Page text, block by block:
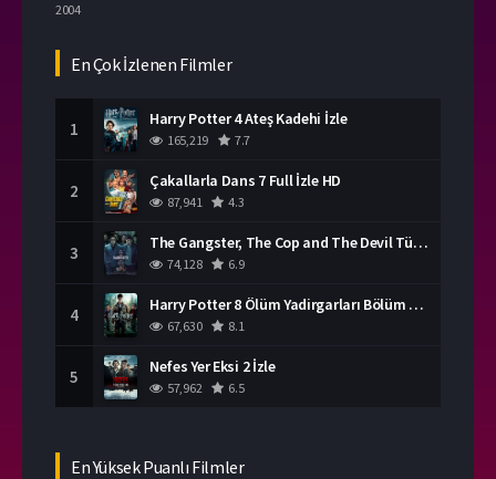
2004
En Çok İzlenen Filmler
1 Harry Potter 4 Ateş Kadehi İzle
165,219 7.7
2 Çakallarla Dans 7 Full İzle HD
87,941 4.3
3 The Gangster, The Cop and The Devil Türkçe Dublaj İzle
74,128 6.9
4 Harry Potter 8 Ölüm Yadirgarları Bölüm 2 İzle
67,630 8.1
5 Nefes Yer Eksi 2 İzle
57,962 6.5
En Yüksek Puanlı Filmler